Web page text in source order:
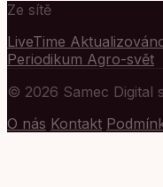
Ze sítě
LiveTime
Periodikum Agro-svět
© 2026 Samec Digital
O nás Kontakt